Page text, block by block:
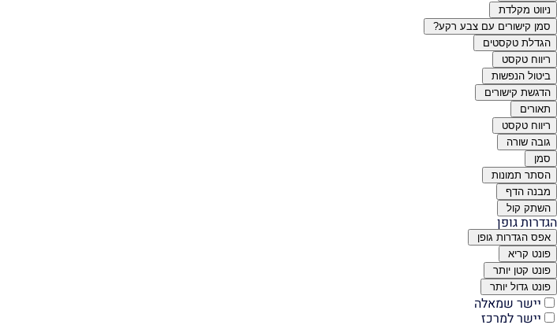
ניווט מקלדת
סמן קישורים עם צבע רקע?
הגדלת טקסטים
ריווח טקסט
ביטול הנפשות
הדגשת קישורים
תאורים
ריווח טקסט
גובה שורה
סמן
הסתר תמונות
מבנה הדף
השתק קול
הגדרות גופן
אפס הגדרות גופן
פונט קריא
פונט קטן יותר
פונט גדול יותר
יישר שמאלה
יישר למרכז